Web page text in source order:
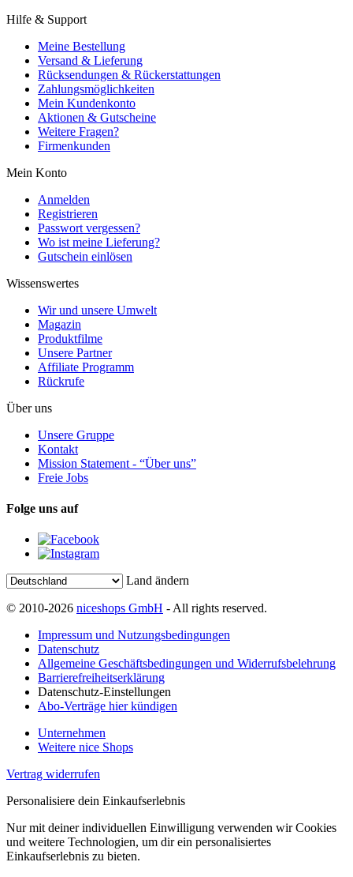
Hilfe & Support
Meine Bestellung
Versand & Lieferung
Rücksendungen & Rückerstattungen
Zahlungsmöglichkeiten
Mein Kundenkonto
Aktionen & Gutscheine
Weitere Fragen?
Firmenkunden
Mein Konto
Anmelden
Registrieren
Passwort vergessen?
Wo ist meine Lieferung?
Gutschein einlösen
Wissenswertes
Wir und unsere Umwelt
Magazin
Produktfilme
Unsere Partner
Affiliate Programm
Rückrufe
Über uns
Unsere Gruppe
Kontakt
Mission Statement - “Über uns”
Freie Jobs
Folge uns auf
Land ändern
© 2010-2026 niceshops GmbH - All rights reserved.
Impressum und Nutzungsbedingungen
Datenschutz
Allgemeine Geschäftsbedingungen und Widerrufsbelehrung
Barrierefreiheitserklärung
Datenschutz-Einstellungen
Abo-Verträge hier kündigen
Unternehmen
Weitere nice Shops
Vertrag widerrufen
Personalisiere dein Einkaufserlebnis
Nur mit deiner individuellen Einwilligung verwenden wir Cookies
und weitere Technologien, um dir ein personalisiertes
Einkaufserlebnis zu bieten.